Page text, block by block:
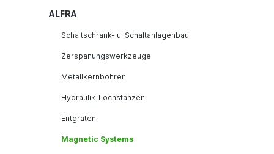
ALFRA
Schaltschrank- u. Schaltanlagenbau
Zerspanungswerkzeuge
Metallkernbohren
Hydraulik-Lochstanzen
Entgraten
Magnetic Systems